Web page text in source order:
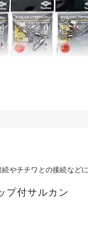
やチチワとの接続などに
プ付サルカン